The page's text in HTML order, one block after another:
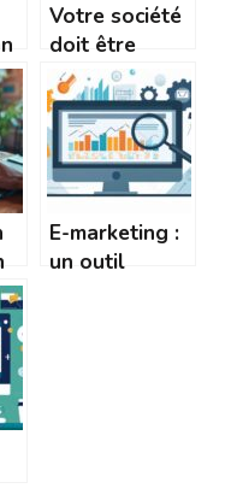
Votre société
doit être
présente sur
les réseaux
sociaux
E-marketing :
un outil